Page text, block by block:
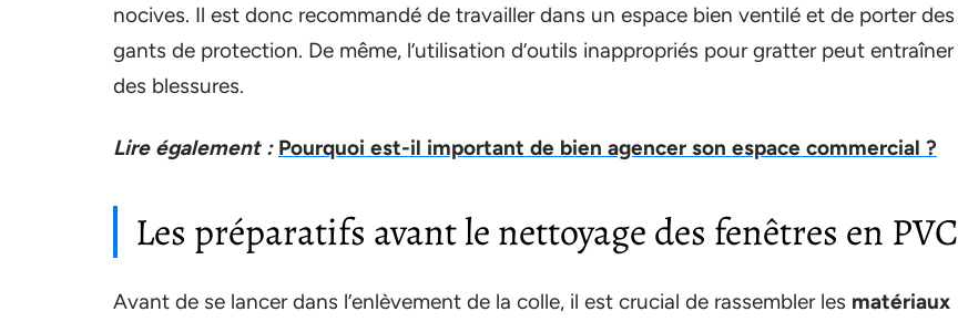
nocives. Il est donc recommandé de travailler dans un espace bien ventilé et de porter des
gants de protection. De même, l’utilisation d’outils inappropriés pour gratter peut entraîner
des blessures.
Lire également : Pourquoi est-il important de bien agencer son espace commercial ?
Les préparatifs avant le nettoyage des fenêtres en PVC
Avant de se lancer dans l’enlèvement de la colle, il est crucial de rassembler les matériaux